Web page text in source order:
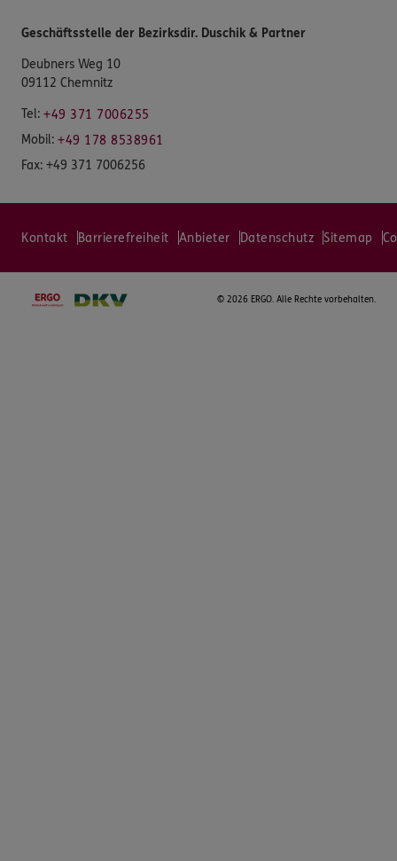
Geschäftsstelle der Bezirksdir. Duschik & Partner
Deubners Weg 10
09112 Chemnitz
Tel: +49 371 7006255
Mobil: +49 178 8538961
Fax: +49 371 7006256
Kontakt Barrierefreiheit Anbieter Datenschutz Sitemap
© 2026 ERGO. Alle Rechte vorbehalten.